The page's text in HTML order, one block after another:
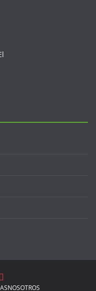
NOSOTROS